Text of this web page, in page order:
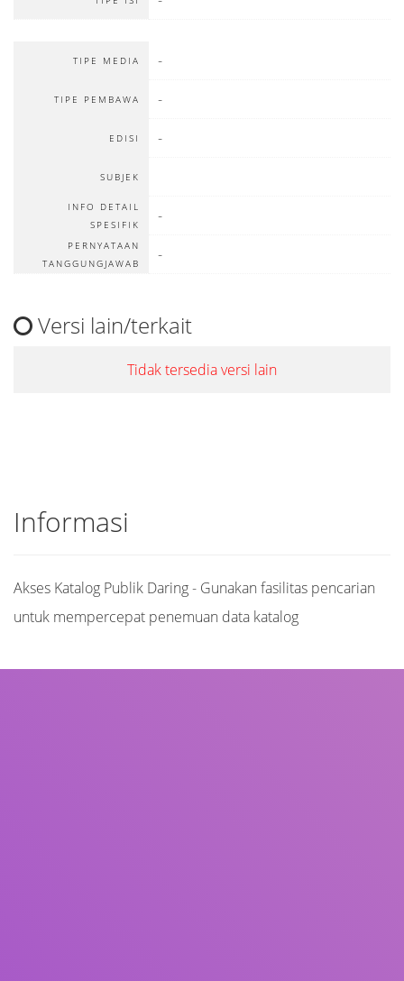
TIPE MEDIA -
TIPE PEMBAWA -
EDISI -
SUBJEK
INFO DETAIL
SPESIFIK
-
PERNYATAAN
TANGGUNGJAWAB
-
Versi lain/terkait
Tidak tersedia versi lain
Informasi
Akses Katalog Publik Daring - Gunakan fasilitas pencarian
untuk mempercepat penemuan data katalog